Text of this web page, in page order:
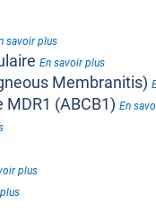
savoir plus
En savoir plus
Membranitis)
(ABCB1) En
plus